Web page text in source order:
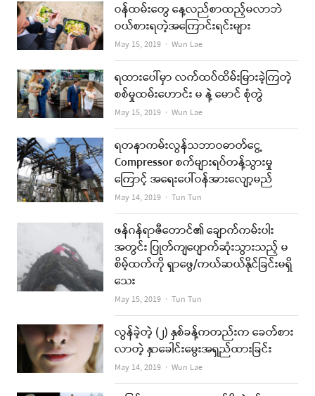
ဝန်ထမ်းတွေ နေ့လည်စာထည့်မလာဘဲ
ဝယ်စားရတဲ့အကြောင်းရင်းများ
May 15, 2019 Author
Wun Lae
ရထားပေါ်မှာ လက်ထပ်ထိမ်းမြားခဲ့ကြတဲ့
စစ်မှုထမ်းဟောင်း မ နဲ့ မောင် စုံတွဲ
May 15, 2019 Author
Wun Lae
ရတနာကမ်းလွန်သဘာဝဓာတ်ငွေ့
Compressor စက်များရပ်တန့်သွားမှု
ကြောင့် အရေးပေါ်ဝန်အားလျော့မည်
May 14, 2019 Author
Tun Tun
ဖန်ဂန်ရာဇီတောင်၏ ချောက်ကမ်းပါး
အတွင်း ပြုတ်ကျပျောက်ဆုံးသွားသည့် မ
စိမ့်ထက်ကို ရှာဖွေ/ကယ်ဆယ်နိုင်ခြင်းမရှိ
သေး
May 15, 2019 Author
Tun Tun
လွန်ခဲ့တဲ့ (၂) နှစ်ခန့်ကတည်းက ခေတ်စား
လာတဲ့ နှာခေါင်းမွေးအရှည်ထားခြင်း
May 14, 2019 Author
Wun Lae